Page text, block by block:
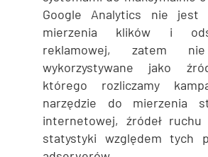
Google Analytics nie jest
mierzenia klików i
reklamowej, zatem
wykorzystywane jako
którego rozliczamy
narzędzie do mierzenia
internetowej, źródeł
statystyki względem tych